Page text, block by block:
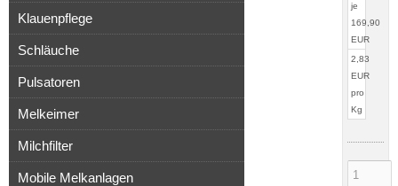
je
169,90
EUR
2,83
EUR
pro
Kg
Klauenpflege
Schläuche
Pulsatoren
Melkeimer
Milchfilter
Mobile Melkanlagen